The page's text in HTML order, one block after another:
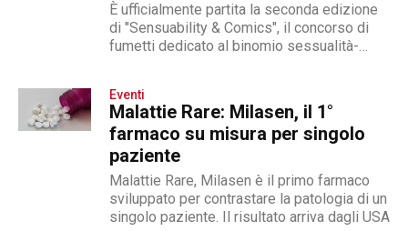
È ufficialmente partita la seconda edizione
di "Sensuability & Comics", il concorso di
fumetti dedicato al binomio sessualità-
scopo "ridisegnare le scene romantiche,
erotiche o sensuali di film che hanno fatto la
storia...
Eventi
Malattie Rare: Milasen, il 1°
farmaco su misura per singolo
paziente
Malattie Rare, Milasen è il primo farmaco
sviluppato per contrastare la patologia di un
singolo paziente. Il risultato arriva dagli USA